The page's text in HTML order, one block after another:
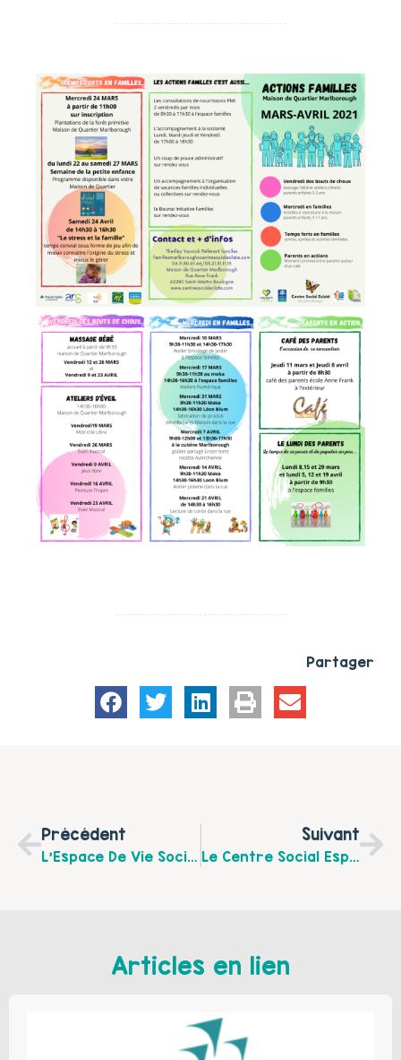
Partager
Précédent
L’Espace De Vie Sociale Henriville Vous Propose Un Atelier Cuisine Parent/ado
Suivant
Le Centre Social Espace Carnot Organise Un Atelier « Portage En Écharpe »
Articles en lien